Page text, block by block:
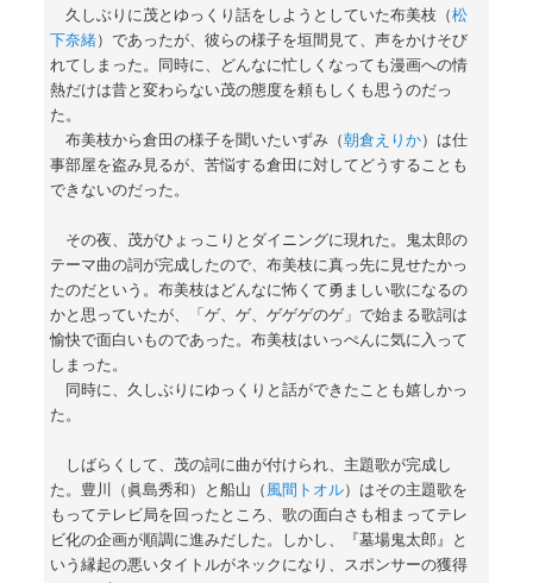
久しぶりに茂とゆっくり話をしようとしていた布美枝（松
下奈緒）であったが、彼らの様子を垣間見て、声をかけそび
れてしまった。同時に、どんなに忙しくなっても漫画への情
熱だけは昔と変わらない茂の態度を頼もしくも思うのだっ
た。
布美枝から倉田の様子を聞いたいずみ（朝倉えりか）は仕
事部屋を盗み見るが、苦悩する倉田に対してどうすることも
できないのだった。
その夜、茂がひょっこりとダイニングに現れた。鬼太郎の
テーマ曲の詞が完成したので、布美枝に真っ先に見せたかっ
たのだという。布美枝はどんなに怖くて勇ましい歌になるの
かと思っていたが、「ゲ、ゲ、ゲゲゲのゲ」で始まる歌詞は
愉快で面白いものであった。布美枝はいっぺんに気に入って
しまった。
同時に、久しぶりにゆっくりと話ができたことも嬉しかっ
た。
しばらくして、茂の詞に曲が付けられ、主題歌が完成し
た。豊川（眞島秀和）と船山（風間トオル）はその主題歌を
もってテレビ局を回ったところ、歌の面白さも相まってテレ
ビ化の企画が順調に進みだした。しかし、『墓場鬼太郎』と
いう縁起の悪いタイトルがネックになり、スポンサーの獲得